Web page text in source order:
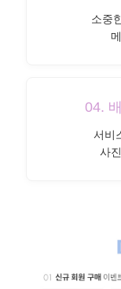
소중
04.
서비
사